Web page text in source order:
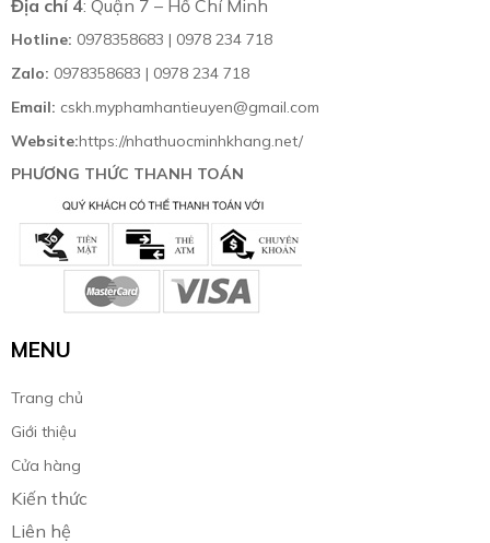
Địa chỉ 4: Quận 7 – Hồ Chí Minh
Hotline: 0978358683 | 0978 234 718
Zalo: 0978358683 | 0978 234 718
Email: cskh.myphamhantieuyen@gmail.com
Website:https://nhathuocminhkhang.net/
PHƯƠNG THỨC THANH TOÁN
MENU
Trang chủ
Giới thiệu
Cửa hàng
Kiến thức
Liên hệ